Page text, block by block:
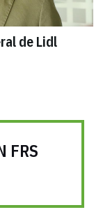
de Lidl
FRS